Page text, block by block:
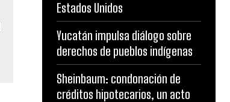
Estados Unidos
Yucatán impulsa diálogo sobre
derechos de pueblos indígenas
Sheinbaum: condonación de
créditos hipotecarios, un acto